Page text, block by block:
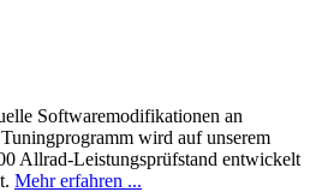
Softwaremodifikationen an
wird auf unserem
Allrad-Leistungsprüfstand entwickelt
Mehr erfahren ...